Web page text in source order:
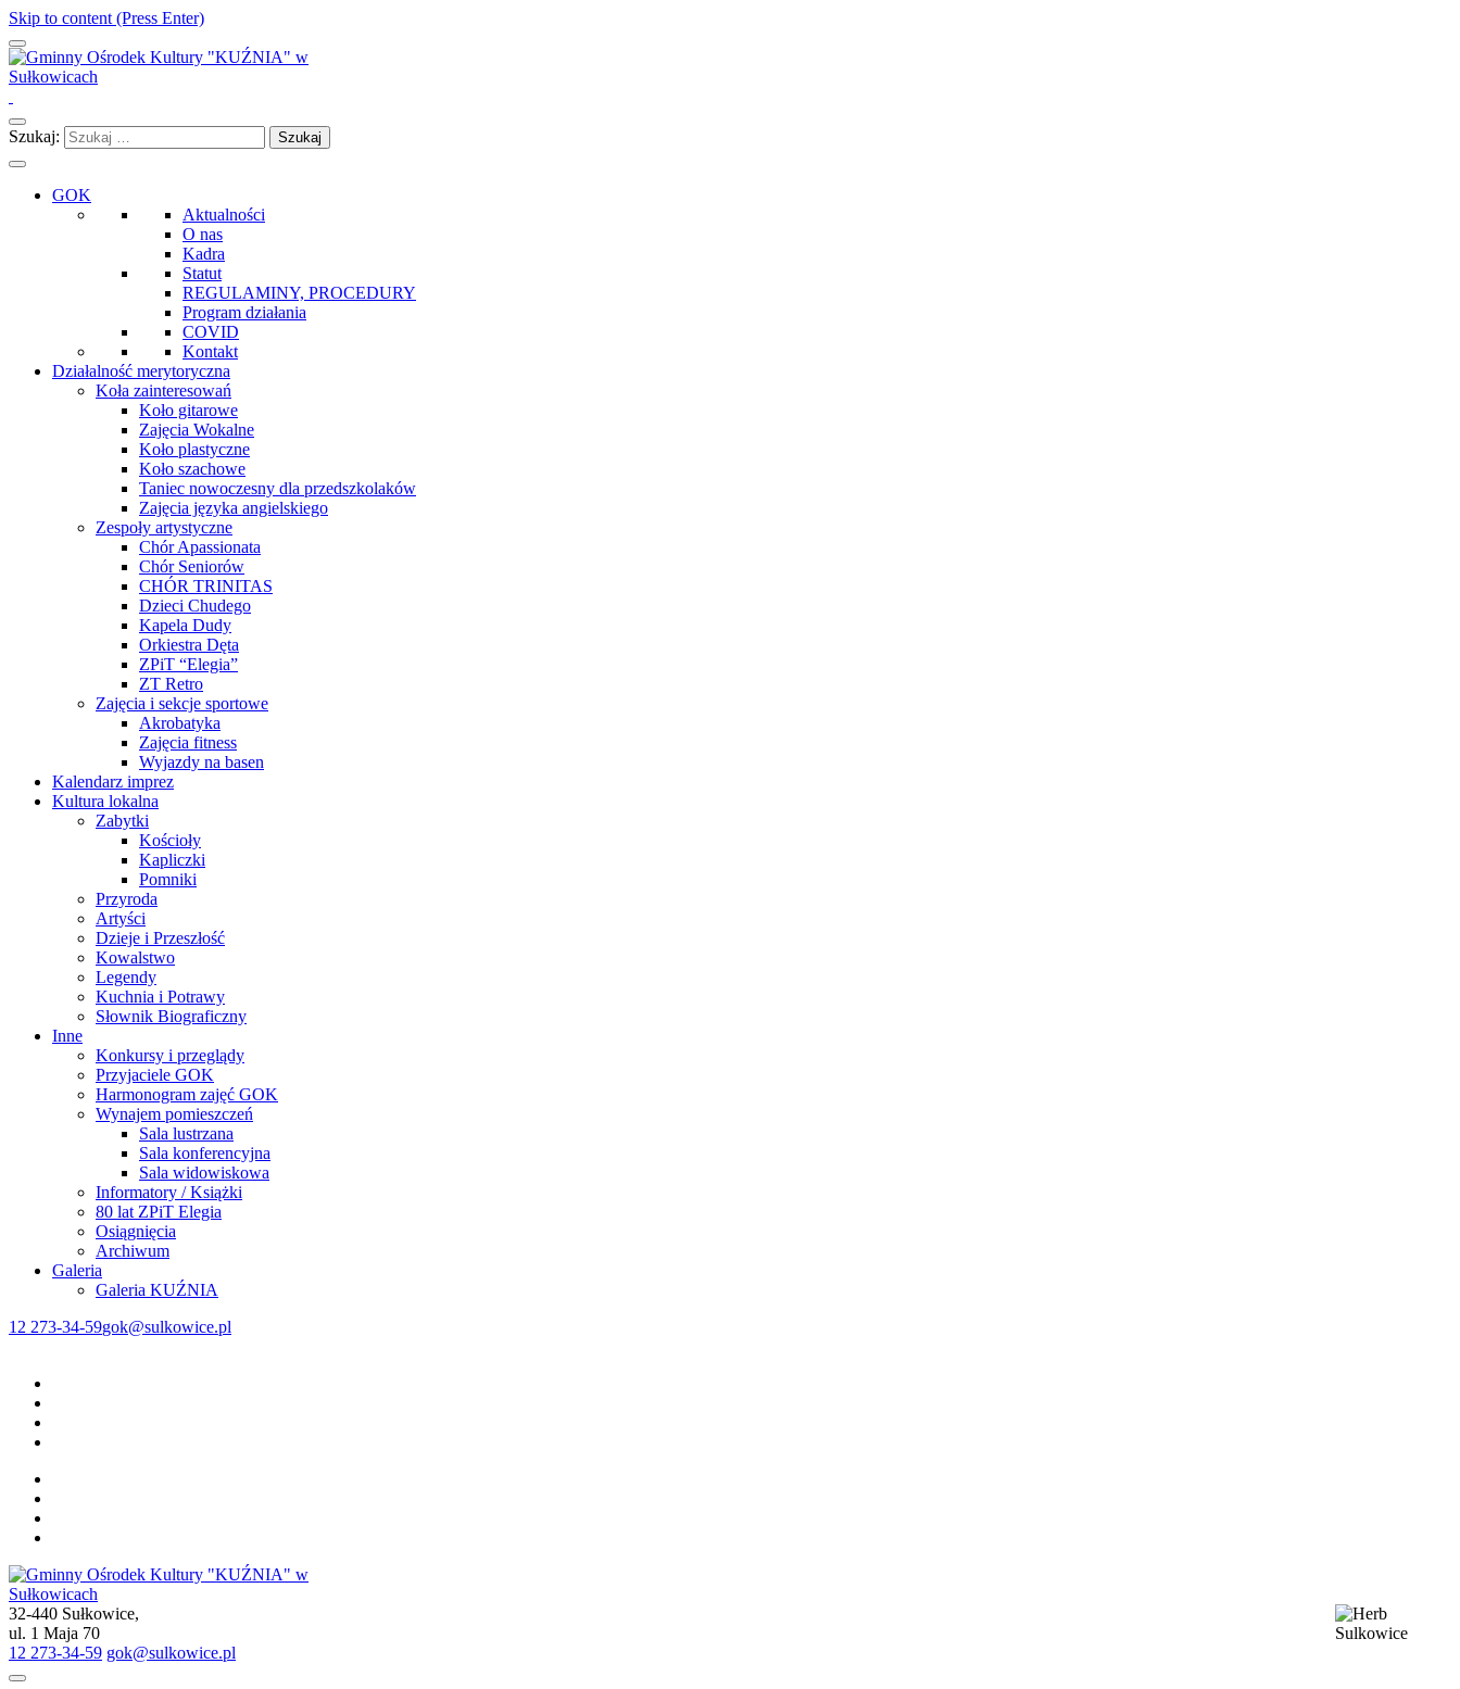
Skip to content (Press Enter)
Szukaj:
GOK
Aktualności
O nas
Kadra
Statut
REGULAMINY, PROCEDURY
Program działania
COVID
Kontakt
Działalność merytoryczna
Koła zainteresowań
Koło gitarowe
Zajęcia Wokalne
Koło plastyczne
Koło szachowe
Taniec nowoczesny dla przedszkolaków
Zajęcia języka angielskiego
Zespoły artystyczne
Chór Apassionata
Chór Seniorów
CHÓR TRINITAS
Dzieci Chudego
Kapela Dudy
Orkiestra Dęta
ZPiT “Elegia”
ZT Retro
Zajęcia i sekcje sportowe
Akrobatyka
Zajęcia fitness
Wyjazdy na basen
Kalendarz imprez
Kultura lokalna
Zabytki
Kościoły
Kapliczki
Pomniki
Przyroda
Artyści
Dzieje i Przeszłość
Kowalstwo
Legendy
Kuchnia i Potrawy
Słownik Biograficzny
Inne
Konkursy i przeglądy
Przyjaciele GOK
Harmonogram zajęć GOK
Wynajem pomieszczeń
Sala lustrzana
Sala konferencyjna
Sala widowiskowa
Informatory / Książki
80 lat ZPiT Elegia
Osiągnięcia
Archiwum
Galeria
Galeria KUŹNIA
12 273-34-59gok@sulkowice.pl
Gminny Ośrodek Kultury "KUŹNIA" w Sułkowicach
32-440 Sułkowice,
ul. 1 Maja 70
12 273-34-59 gok@sulkowice.pl